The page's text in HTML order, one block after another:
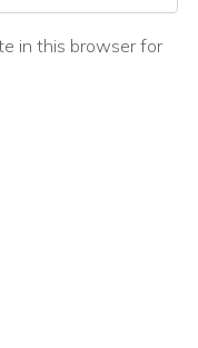
in this browser for